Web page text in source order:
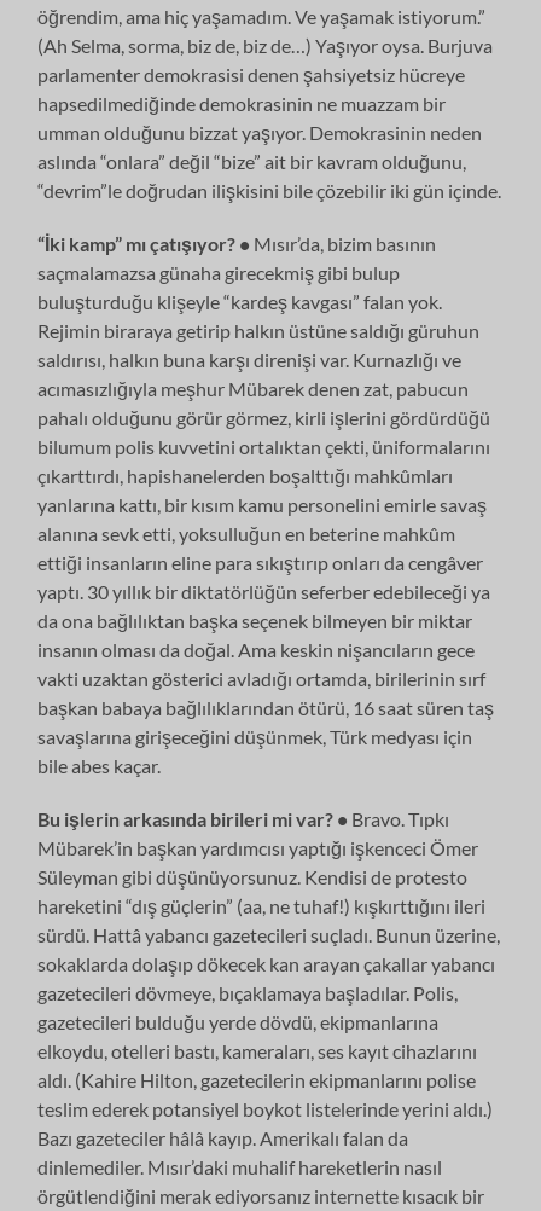
öğrendim, ama hiç yaşamadım. Ve yaşamak istiyorum.”
(Ah Selma, sorma, biz de, biz de…) Yaşıyor oysa. Burjuva
parlamenter demokrasisi denen şahsiyetsiz hücreye
hapsedilmediğinde demokrasinin ne muazzam bir
umman olduğunu bizzat yaşıyor. Demokrasinin neden
aslında “onlara” değil “bize” ait bir kavram olduğunu,
“devrim”le doğrudan ilişkisini bile çözebilir iki gün içinde.
“İki kamp” mı çatışıyor? • Mısır’da, bizim basının
saçmalamazsa günaha girecekmiş gibi bulup
buluşturduğu klişeyle “kardeş kavgası” falan yok.
Rejimin biraraya getirip halkın üstüne saldığı güruhun
saldırısı, halkın buna karşı direnişi var. Kurnazlığı ve
acımasızlığıyla meşhur Mübarek denen zat, pabucun
pahalı olduğunu görür görmez, kirli işlerini gördürdüğü
bilumum polis kuvvetini ortalıktan çekti, üniformalarını
çıkarttırdı, hapishanelerden boşalttığı mahkûmları
yanlarına kattı, bir kısım kamu personelini emirle savaş
alanına sevk etti, yoksulluğun en beterine mahkûm
ettiği insanların eline para sıkıştırıp onları da cengâver
yaptı. 30 yıllık bir diktatörlüğün seferber edebileceği ya
da ona bağlılıktan başka seçenek bilmeyen bir miktar
insanın olması da doğal. Ama keskin nişancıların gece
vakti uzaktan gösterici avladığı ortamda, birilerinin sırf
başkan babaya bağlılıklarından ötürü, 16 saat süren taş
savaşlarına girişeceğini düşünmek, Türk medyası için
bile abes kaçar.
Bu işlerin arkasında birileri mi var? • Bravo. Tıpkı
Mübarek’in başkan yardımcısı yaptığı işkenceci Ömer
Süleyman gibi düşünüyorsunuz. Kendisi de protesto
hareketini “dış güçlerin” (aa, ne tuhaf!) kışkırttığını ileri
sürdü. Hattâ yabancı gazetecileri suçladı. Bunun üzerine,
sokaklarda dolaşıp dökecek kan arayan çakallar yabancı
gazetecileri dövmeye, bıçaklamaya başladılar. Polis,
gazetecileri bulduğu yerde dövdü, ekipmanlarına
elkoydu, otelleri bastı, kameraları, ses kayıt cihazlarını
aldı. (Kahire Hilton, gazetecilerin ekipmanlarını polise
teslim ederek potansiyel boykot listelerinde yerini aldı.)
Bazı gazeteciler hâlâ kayıp. Amerikalı falan da
dinlemediler. Mısır’daki muhalif hareketlerin nasıl
örgütlendiğini merak ediyorsanız internette kısacık bir